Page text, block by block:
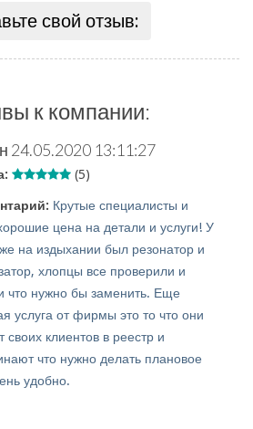
свой отзыв:
к компании:
24.05.2020 13:11:27
(5)
Крутые специалисты и
цена на детали и услуги! У
на издыхании был резонатор и
хлопцы все проверили и
что нужно бы заменить. Еще
услуга от фирмы это то что они
своих клиентов в реестр и
что нужно делать плановое
удобно.